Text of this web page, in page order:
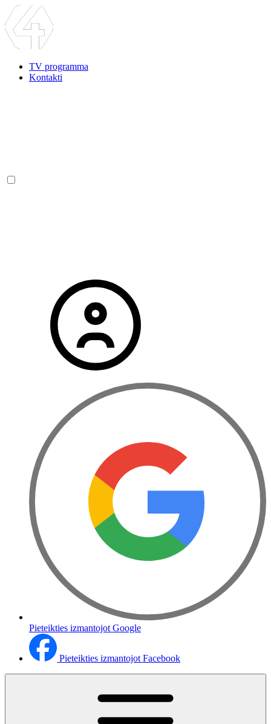
TV programma
Kontakti
Pieteikties izmantojot Google
Pieteikties izmantojot Facebook